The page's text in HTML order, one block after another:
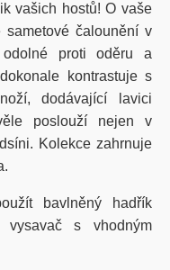
vašich hostů! O vaše
sametové čalounění v
proti oděru a
kontrastuje s
dodávající lavici
poslouží nejen v
Kolekce zahrnuje
bavlněný hadřík
s vhodným